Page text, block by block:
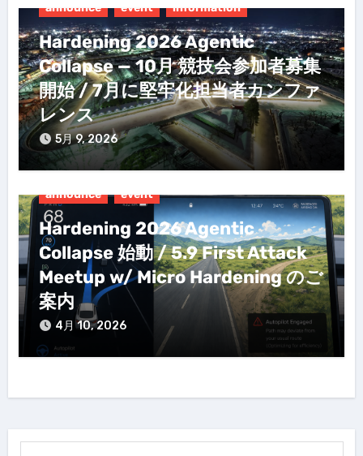
announce event information
Hardening 2026 Agentic
Collapse — 10月 競技会参加者募集
開始 / 7月に堅牢化担当者カンファ
レンス
5月 9, 2026
announce event
Hardening 2026 Agentic
Collapse 始動 / 5.9 First Attack
Meetup w/ Micro Hardening のご
案内
4月 10, 2026